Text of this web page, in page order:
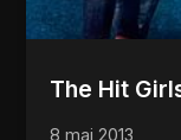
The Hit
8 mai 2013